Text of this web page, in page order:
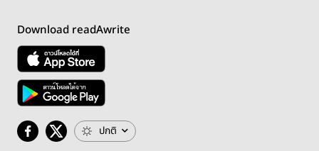
Download readAwrite
ปกติ